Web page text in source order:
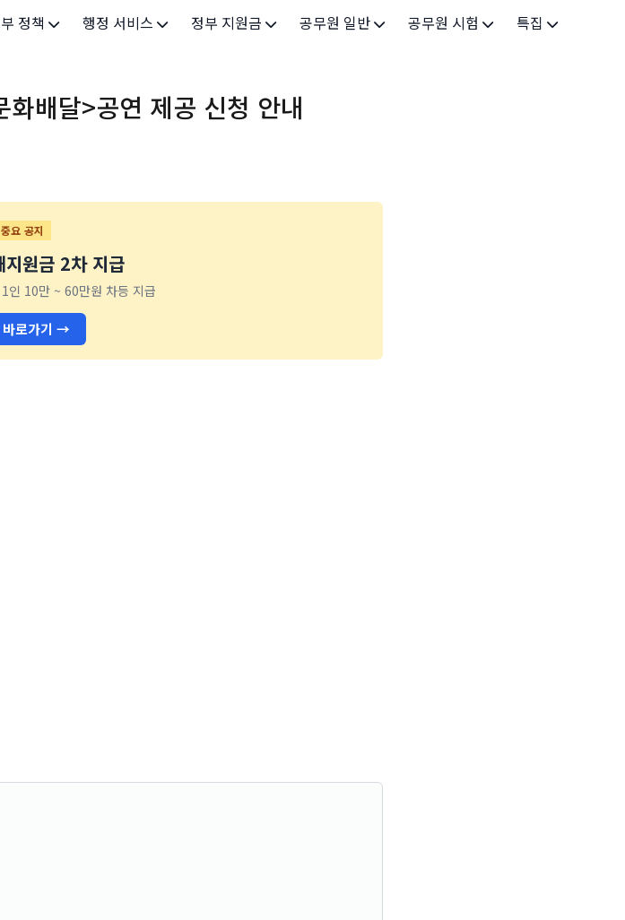
정책
책
행정 서비스
보조금24
세무/납부
기타 서비스
정부 지원금
소상공인
공무원 일반
공무원 제도
공무원 시험 특집
배달>공연 제공 신청 안내
중요 공지
지원금 2차 지급
인 10만 ~ 60만원 차등 지급
바로가기 →